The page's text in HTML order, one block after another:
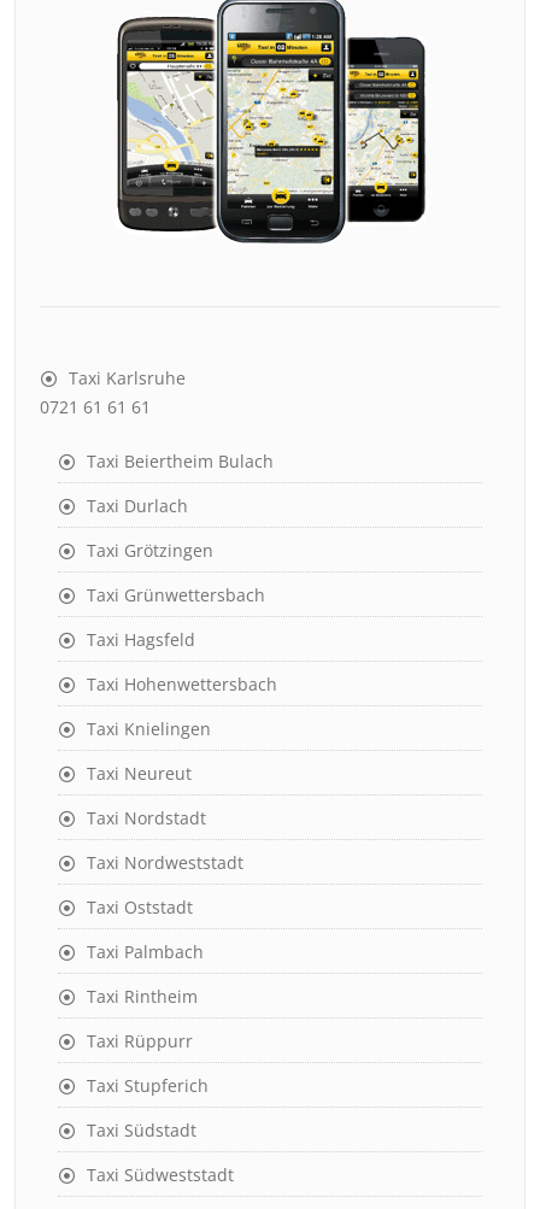
Taxi Karlsruhe
0721 61 61 61
Taxi Beiertheim Bulach
Taxi Durlach
Taxi Grötzingen
Taxi Grünwettersbach
Taxi Hagsfeld
Taxi Hohenwettersbach
Taxi Knielingen
Taxi Neureut
Taxi Nordstadt
Taxi Nordweststadt
Taxi Oststadt
Taxi Palmbach
Taxi Rintheim
Taxi Rüppurr
Taxi Stupferich
Taxi Südstadt
Taxi Südweststadt